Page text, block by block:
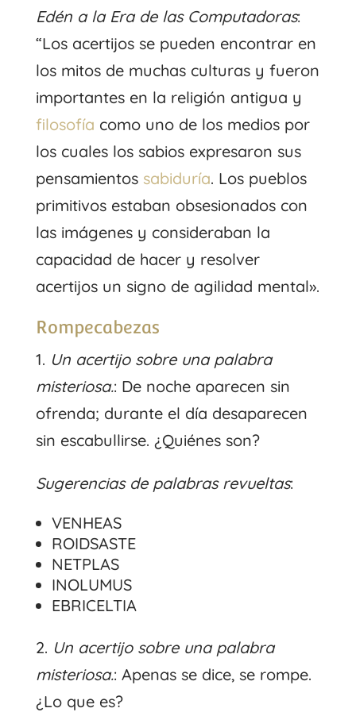
Edén a la Era de las Computadoras:
“Los acertijos se pueden encontrar en
los mitos de muchas culturas y fueron
importantes en la religión antigua y
filosofía como uno de los medios por
los cuales los sabios expresaron sus
pensamientos sabiduría. Los pueblos
primitivos estaban obsesionados con
las imágenes y consideraban la
capacidad de hacer y resolver
acertijos un signo de agilidad mental».
Rompecabezas
1. Un acertijo sobre una palabra
misteriosa.: De noche aparecen sin
ofrenda; durante el día desaparecen
sin escabullirse. ¿Quiénes son?
Sugerencias de palabras revueltas:
VENHEAS
ROIDSASTE
NETPLAS
INOLUMUS
EBRICELTIA
2. Un acertijo sobre una palabra
misteriosa.: Apenas se dice, se rompe.
¿Lo que es?